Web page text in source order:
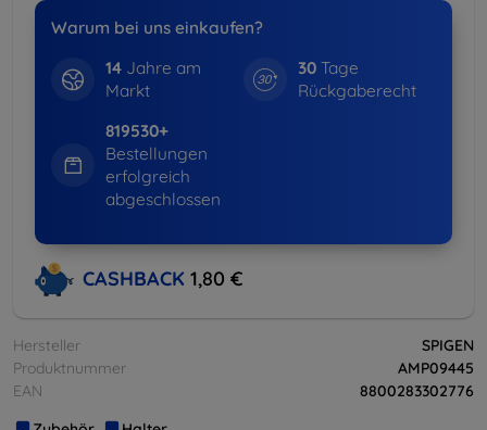
Warum bei uns einkaufen?
14Jahre am
Markt
30 Tage
Rückgaberecht
819530+
Bestellungen
erfolgreich
abgeschlossen
CASHBACK 1,80 €
Hersteller
SPIGEN
Produktnummer
AMP09445
EAN
8800283302776